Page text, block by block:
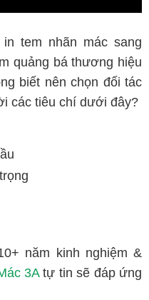
tem nhãn mác sang
quảng bá thương hiệu
biết nên chọn đối tác
các tiêu chí dưới đây?
năm kinh nghiệm &
3Atự tin sẽ đáp ứng